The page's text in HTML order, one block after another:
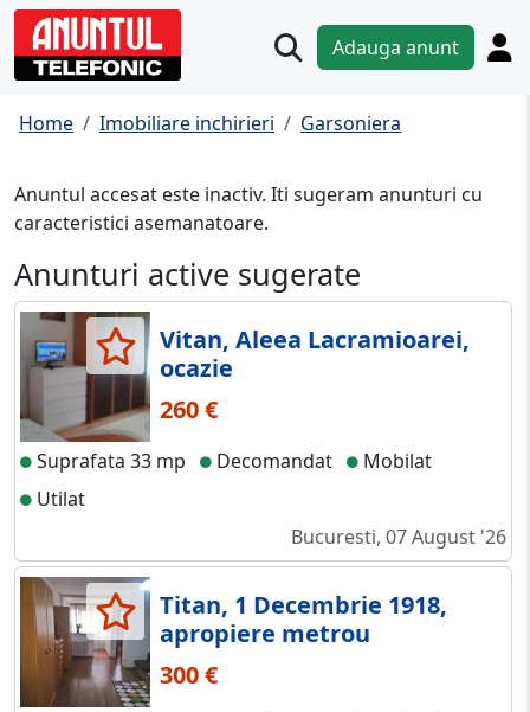
Adauga anunt
Home Imobiliare inchirieri Garsoniera
Anuntul accesat este inactiv. Iti sugeram anunturi cu
caracteristici asemanatoare.
Anunturi active sugerate
Vitan, Aleea Lacramioarei,
ocazie
260 €
Suprafata 33 mp Decomandat
Mobilat
Utilat
Bucuresti, 07 August '26
Titan, 1 Decembrie 1918,
apropiere metrou
300 €